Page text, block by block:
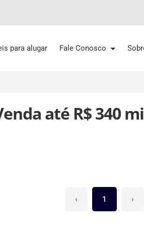
para alugar Fale Conosco
até R$ 340
‹ 1 ›